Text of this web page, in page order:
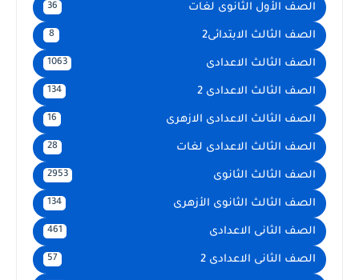
الصف الأول الثانوى لغات 36
الصف الثالث الابتدائى2 8
الصف الثالث الاعدادى 1063
الصف الثالث الاعدادى 2 134
الصف الثالث الاعدادى الازهرى 16
الصف الثالث الاعدادى لغات 28
الصف الثالث الثانوى 2953
الصف الثالث الثانوى الأزهرى 134
الصف الثانى الاعدادى 461
الصف الثانى الاعدادى 2 57